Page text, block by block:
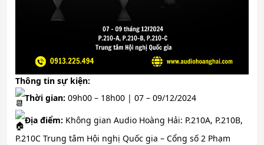
Thông tin sự kiện:
Thời gian: 09h00 – 18h00 | 07 – 09/12/2024
Địa điểm: Không gian Audio Hoàng Hải: P.210A, P.210B,
P.210C Trung tâm Hội nghị Quốc gia – Cổng số 2 Phạm